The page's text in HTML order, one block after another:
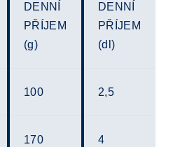
DENNÍ
PŘÍJEM
(g)
DENNÍ
PŘÍJEM
(dl)
100 2,5
170 4